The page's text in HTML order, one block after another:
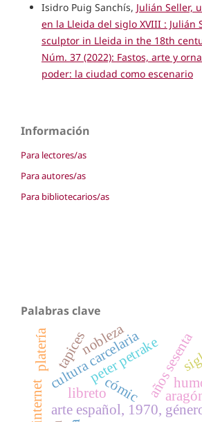
Isidro Puig Sanchís, Julián Seller,
en la Lleida del siglo XVIII : Julián
sculptor in Lleida in the 18th
Núm. 37 (2022): Fastos, arte y
poder: la ciudad como escenario
Información
Para lectores/as
Para autores/as
Para bibliotecarios/as
Palabras clave
arte español, 1970,
cómic años sesenta
peter petrake
cultura carcelaria
platería tapicesnobleza
libreto